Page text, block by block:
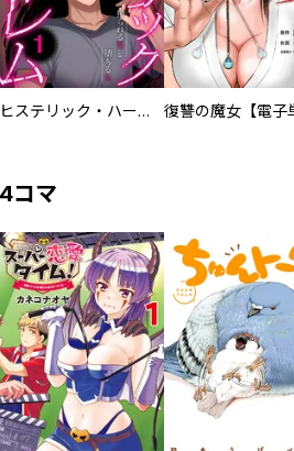
ヒステリック・ハーレム～搾られる男と堕ちる女～【電子単行本版】
4コマ